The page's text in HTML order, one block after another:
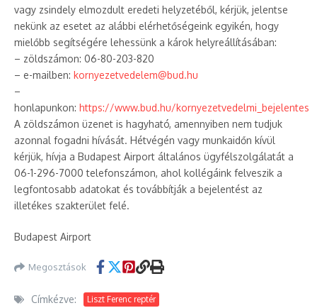
vagy zsindely elmozdult eredeti helyzetéből, kérjük, jelentse
nekünk az esetet az alábbi elérhetőségeink egyikén, hogy
mielőbb segítségére lehessünk a károk helyreállításában:
– zöldszámon: 06-80-203-820
– e-mailben: kornyezetvedelem@bud.hu
–
honlapunkon: https://www.bud.hu/kornyezetvedelmi_bejelentes
A zöldszámon üzenet is hagyható, amennyiben nem tudjuk
azonnal fogadni hívását. Hétvégén vagy munkaidőn kívül
kérjük, hívja a Budapest Airport általános ügyfélszolgálatát a
06-1-296-7000 telefonszámon, ahol kollégáink felveszik a
legfontosabb adatokat és továbbítják a bejelentést az
illetékes szakterület felé.
Budapest Airport
Megosztások
Címkézve: Liszt Ferenc reptér